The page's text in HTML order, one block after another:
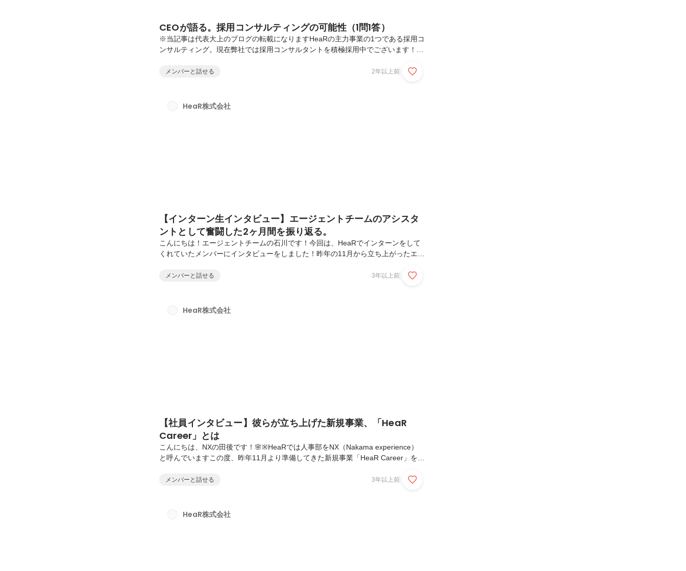
CEOが語る。採用コンサルティングの可能性（1問1答）
※当記事は代表大上のブログの転載になりますHeaRの主力事業の1つである採用コ
ンサルティング。現在弊社では採用コンサルタントを積極採用中でございます！そ
す。・なんで採用コンサルティング事業を始めたんですか？・コンサルティングっ
方に来てほしいですか？・HeaRの競争優位性は何ですか？・採用コンサルティン
メンバーと話せる 2年以上前
HeaR株式会社
【インターン生インタビュー】エージェントチームのアシスタ
ントとして奮闘した2ヶ月間を振り返る。
こんにちは！エージェントチームの石川です！今回は、HeaRでインターンをして
くれていたメンバーにインタビューをしました！昨年の11月から立ち上がったエー
が、実は事業の立ち上げの裏側には、私たちを支えてくれるインターン生がいまし
でHeaRにジョインをし、大学卒業までの2ヶ月間、短期インターンとして活躍して
メンバーと話せる 3年以上前
HeaR株式会社
【社員インタビュー】彼らが立ち上げた新規事業、「HeaR
Career」とは
こんにちは、NXの田後です！🌸※HeaRでは人事部をNX（Nakama experience）
と呼んでいますこの度、昨年11月より準備してきた新規事業「HeaR Career」をリ
ーをしていきます。2人ともかなり正直に語ってくれていますので、ぜひ最後まで
主婦を経て、設立3ヶ月のスタートアップに正社員1号として入社。新卒紹介事業部
メンバーと話せる 3年以上前
HeaR株式会社